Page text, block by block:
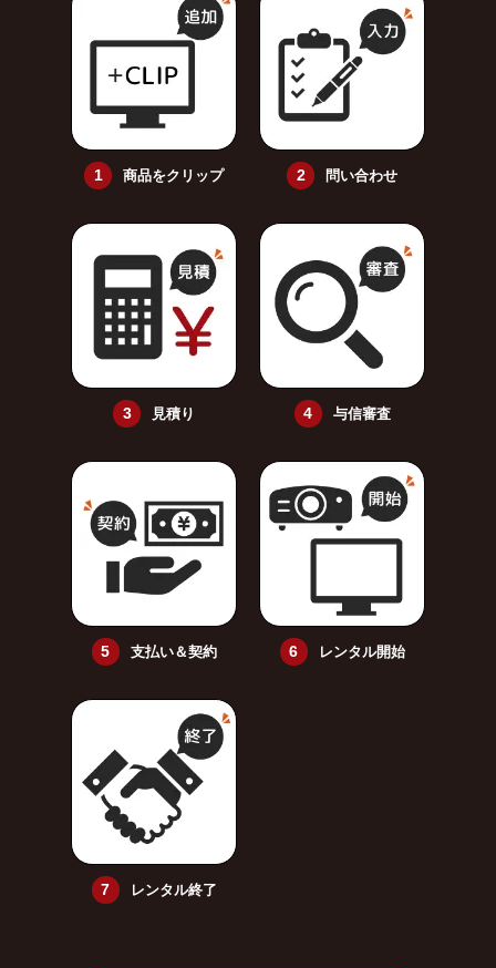
商品をクリップ 問い合わせ
見積り 与信審査
支払い＆契約 レンタル開始
レンタル終了